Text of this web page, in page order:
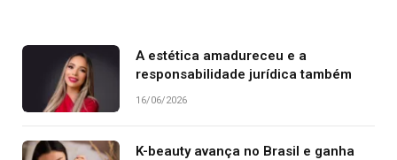
A estética amadureceu e a
responsabilidade jurídica também
16/06/2026
K-beauty avança no Brasil e ganha